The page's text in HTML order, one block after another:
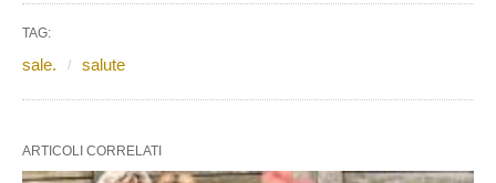
TAG:
sale. salute
ARTICOLI CORRELATI